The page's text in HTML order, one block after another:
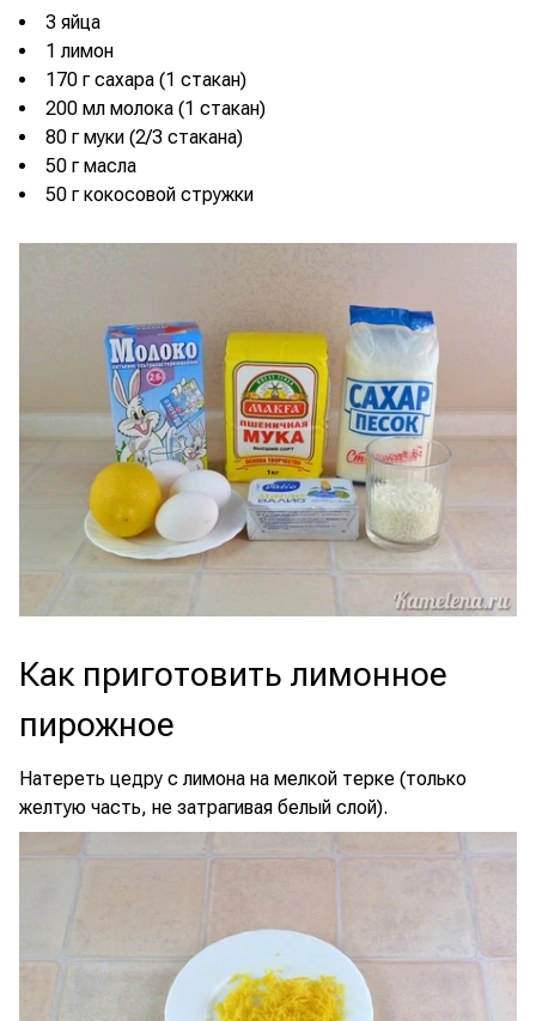
3 яйца
1 лимон
170 г сахара (1 стакан)
200 мл молока (1 стакан)
80 г муки (2/3 стакана)
50 г масла
50 г кокосовой стружки
Как приготовить лимонное
пирожное
Натереть цедру с лимона на мелкой терке (только
желтую часть, не затрагивая белый слой).